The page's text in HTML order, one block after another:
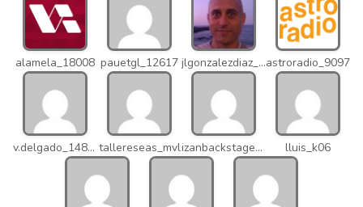
alamela_18008 pauetgl_12617 jlgonzalezdiaz_12316astroradio_9097
v.delgado_14821 tallereseas_mvl izanbackstage_14556 lluis_k06